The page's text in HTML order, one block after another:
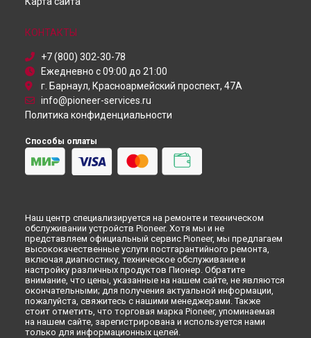
Ремонт телевизора PDP-50MXE10 Pioneer в
КОНТАКТЫ
+7 (800) 302-30-78
Ежедневно с 09:00 до 21:00
г. Барнаул, Красноармейский проспект, 47А
info@pioneer-services.ru
Политика конфиденциальности
Способы оплаты
Наш центр специализируется на ремонте и техническом
обслуживании устройств Pioneer. Хотя мы и не
представляем официальный сервис Pioneer, мы предлагаем
высококачественные услуги постгарантийного ремонта,
включая диагностику, техническое обслуживание и
настройку различных продуктов Пионер. Обратите
внимание, что цены, указанные на нашем сайте, не являются
окончательными; для получения актуальной информации,
пожалуйста, свяжитесь с нашими менеджерами. Также
стоит отметить, что торговая марка Pioneer, упоминаемая
на нашем сайте, зарегистрирована и используется нами
только для информационных целей.